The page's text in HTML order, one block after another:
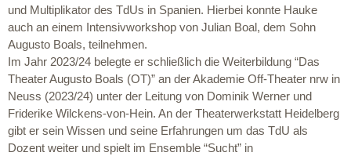
und Multiplikator des TdUs in Spanien. Hierbei konnte Hauke
auch an einem Intensivworkshop von Julian Boal, dem Sohn
Augusto Boals, teilnehmen.
Im Jahr 2023/24 belegte er schließlich die Weiterbildung “Das
Theater Augusto Boals (OT)” an der Akademie Off-Theater nrw in
Neuss (2023/24) unter der Leitung von Dominik Werner und
Friderike Wilckens-von-Hein. An der Theaterwerkstatt Heidelberg
gibt er sein Wissen und seine Erfahrungen um das TdU als
Dozent weiter und spielt im Ensemble “Sucht” in